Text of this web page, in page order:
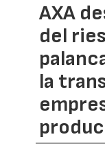
AXA
del
la